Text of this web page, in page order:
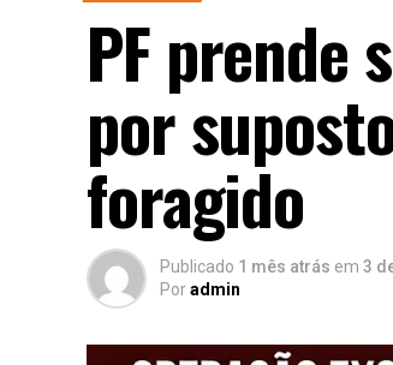
PF prende
por
foragido
Publicado 1 mês atrás em 3
Poradmin